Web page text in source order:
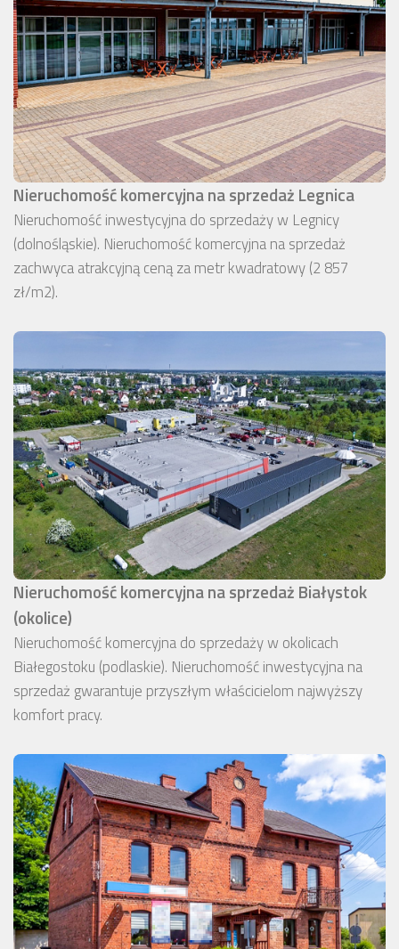
Nieruchomość komercyjna na sprzedaż Legnica
Nieruchomość inwestycyjna do sprzedaży w Legnicy
(dolnośląskie). Nieruchomość komercyjna na sprzedaż
zachwyca atrakcyjną ceną za metr kwadratowy (2 857
zł/m2).
Nieruchomość komercyjna na sprzedaż Białystok
(okolice)
Nieruchomość komercyjna do sprzedaży w okolicach
Białegostoku (podlaskie). Nieruchomość inwestycyjna na
sprzedaż gwarantuje przyszłym właścicielom najwyższy
komfort pracy.